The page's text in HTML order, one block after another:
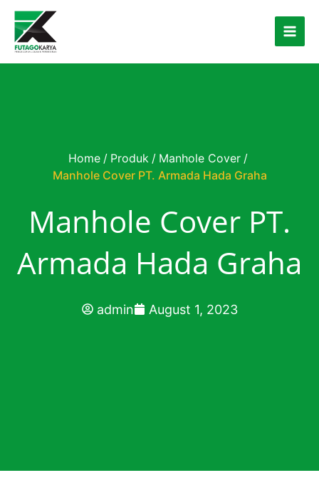
Skip to content
Home / Produk / Manhole Cover /
Manhole Cover PT. Armada Hada Graha
Manhole Cover PT.
Armada Hada Graha
admin August 1, 2023